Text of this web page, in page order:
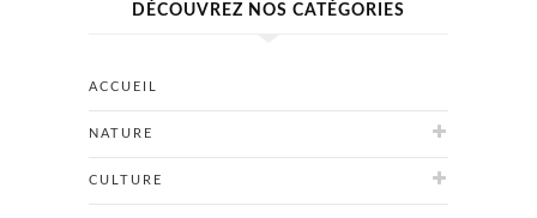
DÉCOUVREZ NOS CATÉGORIES
ACCUEIL
NATURE
CULTURE